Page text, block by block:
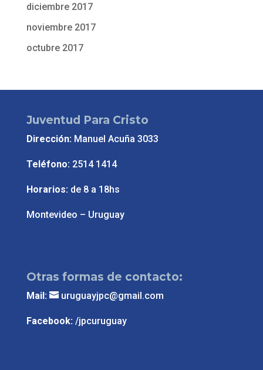
diciembre 2017
noviembre 2017
octubre 2017
Juventud Para Cristo
Dirección: Manuel Acuña 3033
Teléfono:2514 1414
Horarios:de 8 a 18hs
Montevideo – Uruguay
Otras formas de contacto:
Mail: uruguayjpc@gmail.com
Facebook: /jpcuruguay